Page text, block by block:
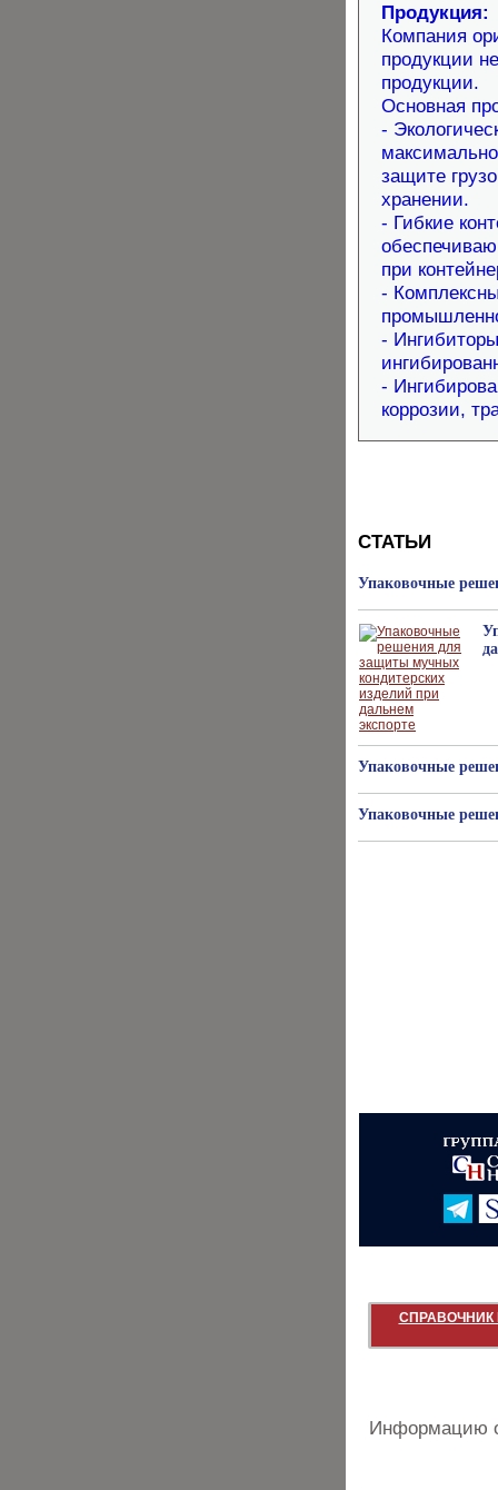
Продукция:
Компания
продукции
продукции.
Основная
-
защите
хранении.
- Гибкие
при
-
-
-
коррозии,
СТАТЬИ
Упаковочные
Упаковочные
Упаковочные
СПРАВОЧНИК
Информацию